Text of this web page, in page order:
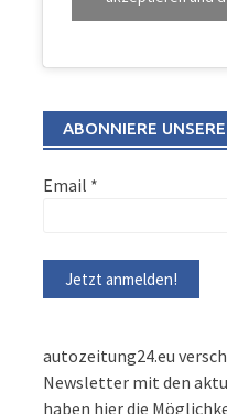
ABONNIERE
Email *
autozeitung24.eu
Newsletter mit den
haben hier die